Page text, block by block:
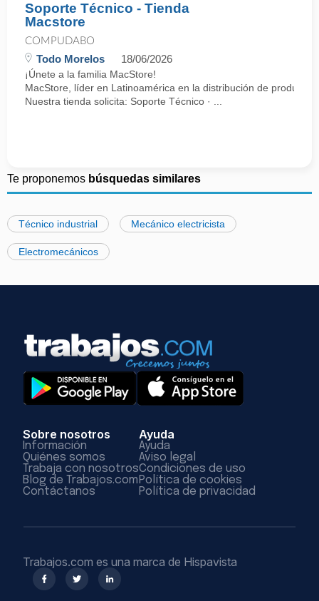
Soporte Técnico - Tienda
Macstore
COMPUDABO
Todo Morelos 18/06/2026
¡Únete a la familia MacStore!
MacStore, líder en Latinoamérica en la distribución de
Nuestra tienda solicita: Soporte Técnico · ...
Te proponemos búsquedas similares
Técnico industrial Mecánico electricista
Electromecánicos
Sobre nosotros
Información
Quiénes somos
Trabaja con nosotros
Blog de Trabajos.com
Contáctanos
Ayuda
Ayuda
Aviso legal
Condiciones de uso
Política de cookies
Política de privacidad
Trabajos.com es una marca de Hispavista